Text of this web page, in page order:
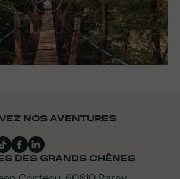
NOS AVENTURES
DES GRANDS CHÊNES